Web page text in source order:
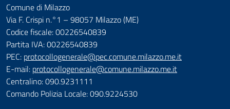
Comune di Milazzo
Via F. Crispi n.°1 – 98057 Milazzo (ME)
Codice fiscale: 00226540839
Partita IVA: 00226540839
PEC: protocollogenerale@pec.comune.milazzo.me.it
E-mail: protocollogenerale@comune.milazzo.me.it
Centralino: 090.9231111
Comando Polizia Locale: 090.9224530